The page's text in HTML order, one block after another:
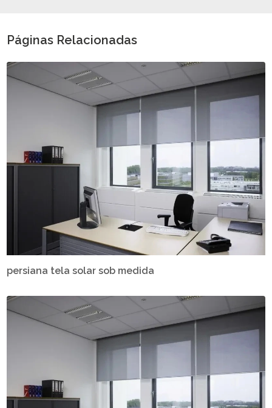
Páginas Relacionadas
persiana tela solar sob medida